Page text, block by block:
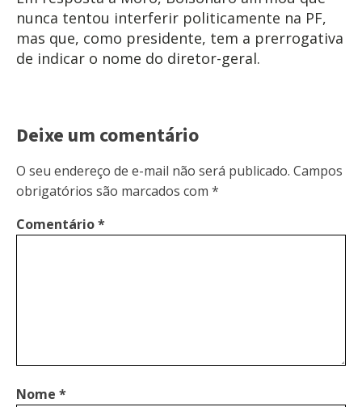
nunca tentou interferir politicamente na PF,
mas que, como presidente, tem a prerrogativa
de indicar o nome do diretor-geral.
Deixe um comentário
O seu endereço de e-mail não será publicado. Campos
obrigatórios são marcados com *
Comentário*
Nome *